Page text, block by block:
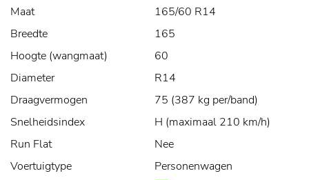
Maat
165/60 R14
Breedte
165
Hoogte (wangmaat)
60
Diameter
R14
Draagvermogen
75 (387 kg per/band)
Snelheidsindex
H (maximaal 210 km/h)
Run Flat
Nee
Voertuigtype
Personenwagen